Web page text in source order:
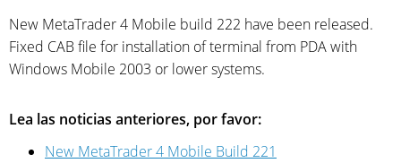
New MetaTrader 4 Mobile build 222 have been released.
Fixed CAB file for installation of terminal from PDA with
Windows Mobile 2003 or lower systems.
Lea las noticias anteriores, por favor:
New MetaTrader 4 Mobile Build 221